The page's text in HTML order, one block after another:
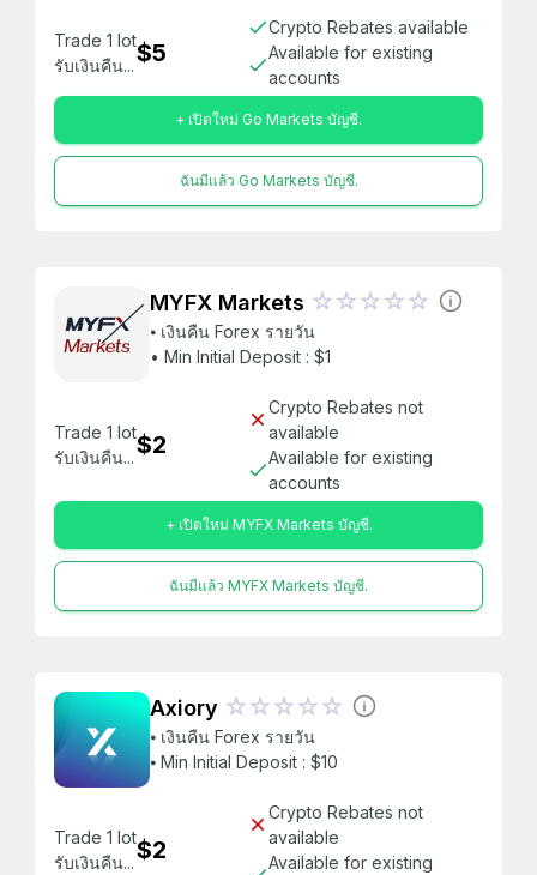
Trade 1 lot
รับเงินคืน...$5
Crypto Rebates available
Available for existing
accounts
+ เปิดใหม่ Go Markets บัญชี.
ฉันมีแล้ว Go Markets บัญชี.
MYFX Markets
⦁ เงินคืน Forex รายวัน
• Min Initial Deposit : $1
Trade 1 lot
รับเงินคืน...$2
Crypto Rebates not
available
Available for existing
accounts
+ เปิดใหม่ MYFX Markets บัญชี.
ฉันมีแล้ว MYFX Markets บัญชี.
Axiory
⦁ เงินคืน Forex รายวัน
⦁ Min Initial Deposit : $10
Trade 1 lot
รับเงินคืน...$2
Crypto Rebates not
available
Available for existing